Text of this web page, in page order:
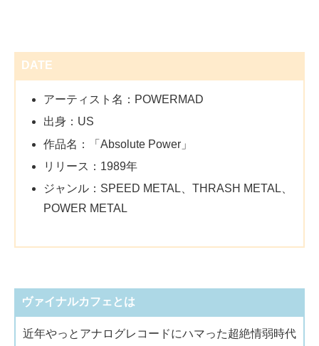
DATE
アーティスト名：POWERMAD
出身：US
作品名：「Absolute Power」
リリース：1989年
ジャンル：SPEED METAL、THRASH METAL、
POWER METAL
ヴァイナルカフェとは
近年やっとアナログレコードにハマった超絶情弱時代